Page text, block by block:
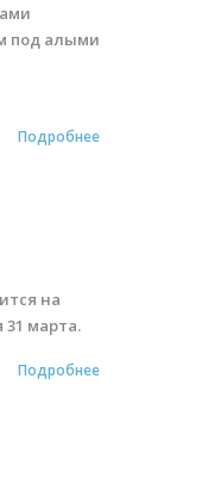
под алыми
Подробнее
на
марта.
Подробнее